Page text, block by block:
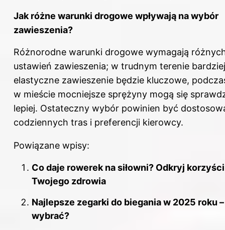
Jak różne warunki drogowe wpływają na wybór
zawieszenia?
Różnorodne warunki drogowe wymagają
ustawień zawieszenia; w trudnym terenie bardziej
elastyczne zawieszenie będzie kluczowe,
w mieście mocniejsze sprężyny mogą się
lepiej. Ostateczny wybór powinien być
codziennych tras i preferencji kierowcy.
Powiązane wpisy:
Co daje rowerek na siłowni? Odkryj
Twojego zdrowia
Najlepsze zegarki do biegania w 2025 roku
wybrać?